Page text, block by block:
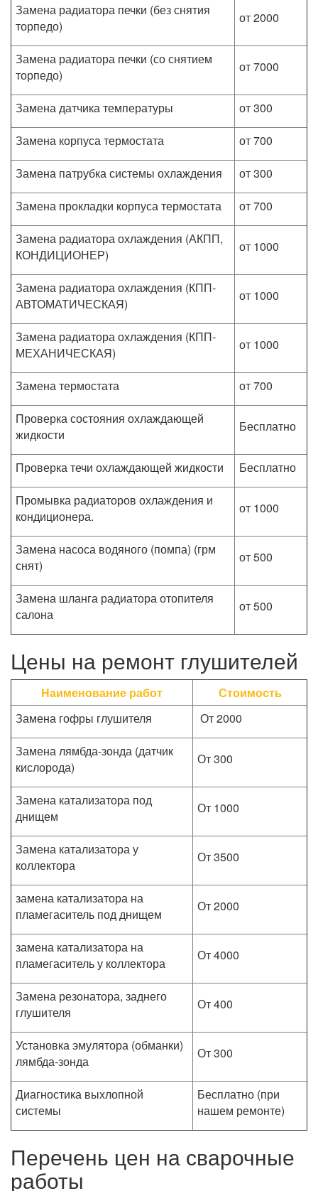
Замена радиатора печки (без снятия
торпедо)
от 2000
Замена радиатора печки (со снятием
торпедо)
от 7000
Замена датчика температуры
от 300
Замена корпуса термостата
от 700
Замена патрубка системы охлаждения
от 300
Замена прокладки корпуса термостата
от 700
Замена радиатора охлаждения (АКПП,
КОНДИЦИОНЕР)
от 1000
Замена радиатора охлаждения (КПП-
АВТОМАТИЧЕСКАЯ)
от 1000
Замена радиатора охлаждения (КПП-
МЕХАНИЧЕСКАЯ)
от 1000
Замена термостата
от 700
Проверка состояния охлаждающей
жидкости
Бесплатно
Проверка течи охлаждающей жидкости
Бесплатно
Промывка радиаторов охлаждения и
кондиционера.
от 1000
Замена насоса водяного (помпа) (грм
снят)
от 500
Замена шланга радиатора отопителя
салона
от 500
Цены на ремонт глушителей
Наименование работ
Стоимость
Замена гофры глушителя
От 2000
Замена лямбда-зонда (датчик
кислорода)
От 300
Замена катализатора под
днищем
От 1000
Замена катализатора у
коллектора
От 3500
замена катализатора на
пламегаситель под днищем
От 2000
замена катализатора на
пламегаситель у коллектора
От 4000
Замена резонатора, заднего
глушителя
От 400
Установка эмулятора (обманки)
лямбда-зонда
От 300
Диагностика выхлопной
системы
Бесплатно (при
нашем ремонте)
Перечень цен на сварочные
работы